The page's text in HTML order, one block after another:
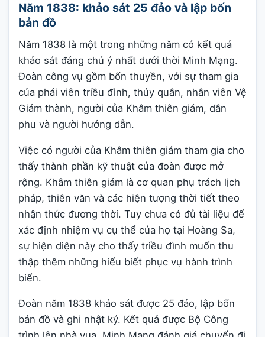
Năm 1838: khảo sát 25 đảo và lập bốn
bản đồ
Năm 1838 là một trong những năm có kết quả
khảo sát đáng chú ý nhất dưới thời Minh Mạng.
Đoàn công vụ gồm bốn thuyền, với sự tham gia
của phái viên triều đình, thủy quân, nhân viên Vệ
Giám thành, người của Khâm thiên giám, dân
phu và người hướng dẫn.
Việc có người của Khâm thiên giám tham gia cho
thấy thành phần kỹ thuật của đoàn được mở
rộng. Khâm thiên giám là cơ quan phụ trách lịch
pháp, thiên văn và các hiện tượng thời tiết theo
nhận thức đương thời. Tuy chưa có đủ tài liệu để
xác định nhiệm vụ cụ thể của họ tại Hoàng Sa,
sự hiện diện này cho thấy triều đình muốn thu
thập thêm những hiểu biết phục vụ hành trình
biển.
Đoàn năm 1838 khảo sát được 25 đảo, lập bốn
bản đồ và ghi nhật ký. Kết quả được Bộ Công